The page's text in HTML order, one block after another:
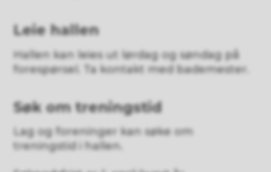
Leie hallen
Hallen kan leies ut lørdag og søndag på
forespørsel. Ta kontakt med bademester.
Søk om treningstid
Lag og foreninger kan søke om
treningstid i hallen.